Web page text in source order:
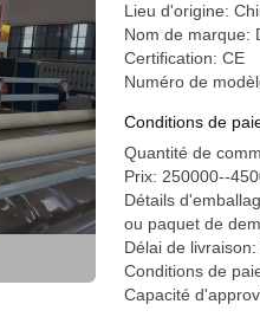
Lieu d'origine:
Nom de marque:
Certification: CE
Numéro de
Conditions de
Quantité de
Prix: 250000--
Détails
ou paquet de
Délai de
Conditions de
Capacité